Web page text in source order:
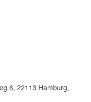
6, 22113 Hamburg,